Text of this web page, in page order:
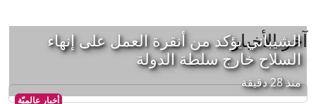
آخر الأخبار
أخبار عالميّة
الشيباني يؤكد من أنقرة العمل على إنهاء
السلاح خارج سلطة الدولة
منذ 28 دقيقة